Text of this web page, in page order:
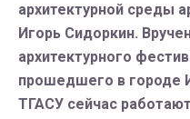
архитектурной среды
Игорь Сидоркин.
архитектурного
прошедшего в городе
ТГАСУ сейчас